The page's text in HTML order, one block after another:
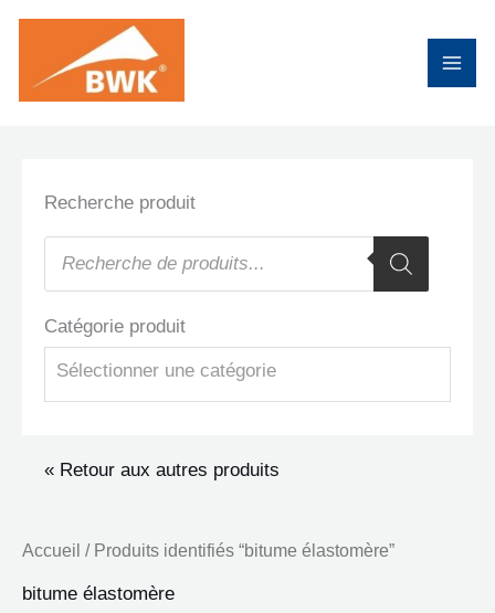
contenu
Recherche produit
Recherche
de
Catégorie produit
Sélectionner une catégorie
« Retour aux autres produits
Accueil / Produits identifiés “bitume élastomère”
bitume élastomère